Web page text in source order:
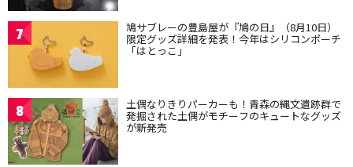
7 鳩サブレーの豊島屋が『鳩の日』（8月10日）
限定グッズ詳細を発表！今年はシリコンポーチ
「はとっこ」
8 土偶なりきりパーカーも！青森の縄文遺跡群で
発掘された土偶がモチーフのキュートなグッズ
が新発売